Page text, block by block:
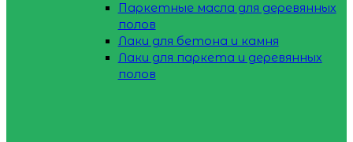
Паркетные масла для деревянных
полов
Лаки для бетона и камня
Лаки для паркета и деревянных
полов